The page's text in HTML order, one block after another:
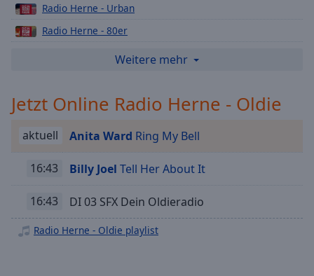
settings
subtitles
selected
Picture-
Radio Herne - Urban
Radio Herne - 80er
Radio Herne - Top 40
Radio Herne - 90er
Radio Herne - Love Radio
Radio Herne - Schlager
Radio Herne - Rock Classic
Weitere mehr
Jetzt Online Radio Herne - Oldie
aktuell Anita Ward Ring My Bell
16:43 Billy Joel Tell Her About It
16:43 DI 03 SFX Dein Oldieradio
Radio Herne - Oldie playlist